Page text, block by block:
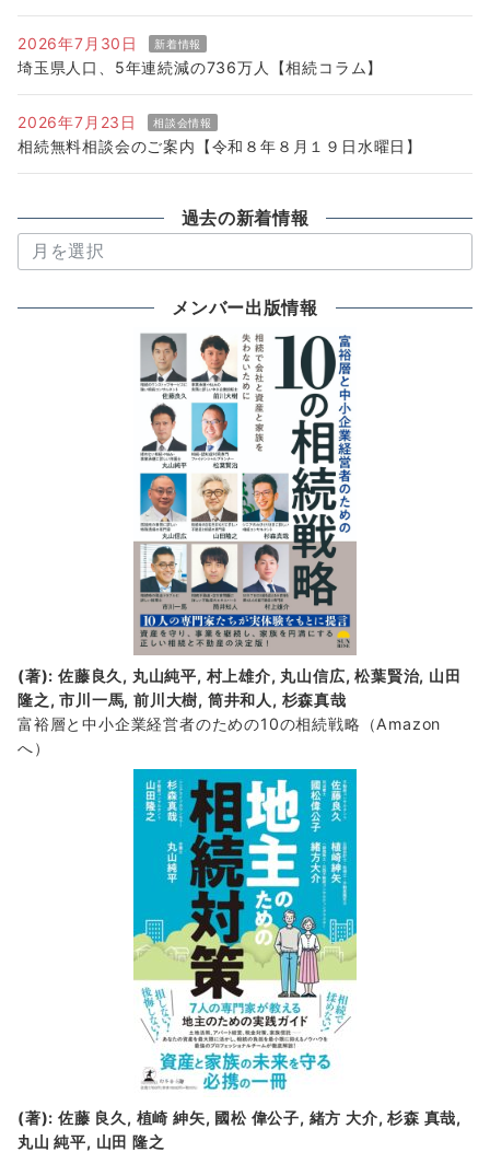
2026年7月30日 新着情報
埼玉県人口、5年連続減の736万人【相続コラム】
2026年7月23日 相談会情報
相続無料相談会のご案内【令和８年８月１９日水曜日】
過去の新着情報
去
メンバー出版情報
(著): 佐藤良久, 丸山純平, 村上雄介, 丸山信広, 松葉賢治, 山田
隆之, 市川一馬, 前川大樹, 筒井和人, 杉森真哉
富裕層と中小企業経営者のための10の相続戦略 （Amazon
へ）
(著): 佐藤 良久, 植崎 紳矢, 國松 偉公子, 緒方 大介, 杉森 真哉,
丸山 純平, 山田 隆之